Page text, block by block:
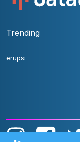
Trending
erupsi